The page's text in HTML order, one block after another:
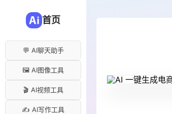
首页
💬 AI聊天助手
🖼️ AI图像工具
🎬 AI视频工具
✍️ AI写作工具